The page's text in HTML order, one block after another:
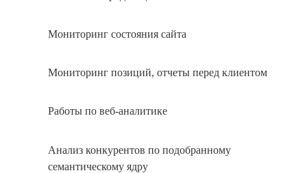
Мониторинг состояния сайта
Мониторинг позиций, отчеты перед клиентом
Работы по веб-аналитике
Анализ конкурентов по подобранному
семантическому ядру